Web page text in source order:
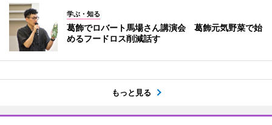
学ぶ・知る
葛飾でロバート馬場さん講演会 葛飾元気野菜で始
めるフードロス削減話す
もっと見る